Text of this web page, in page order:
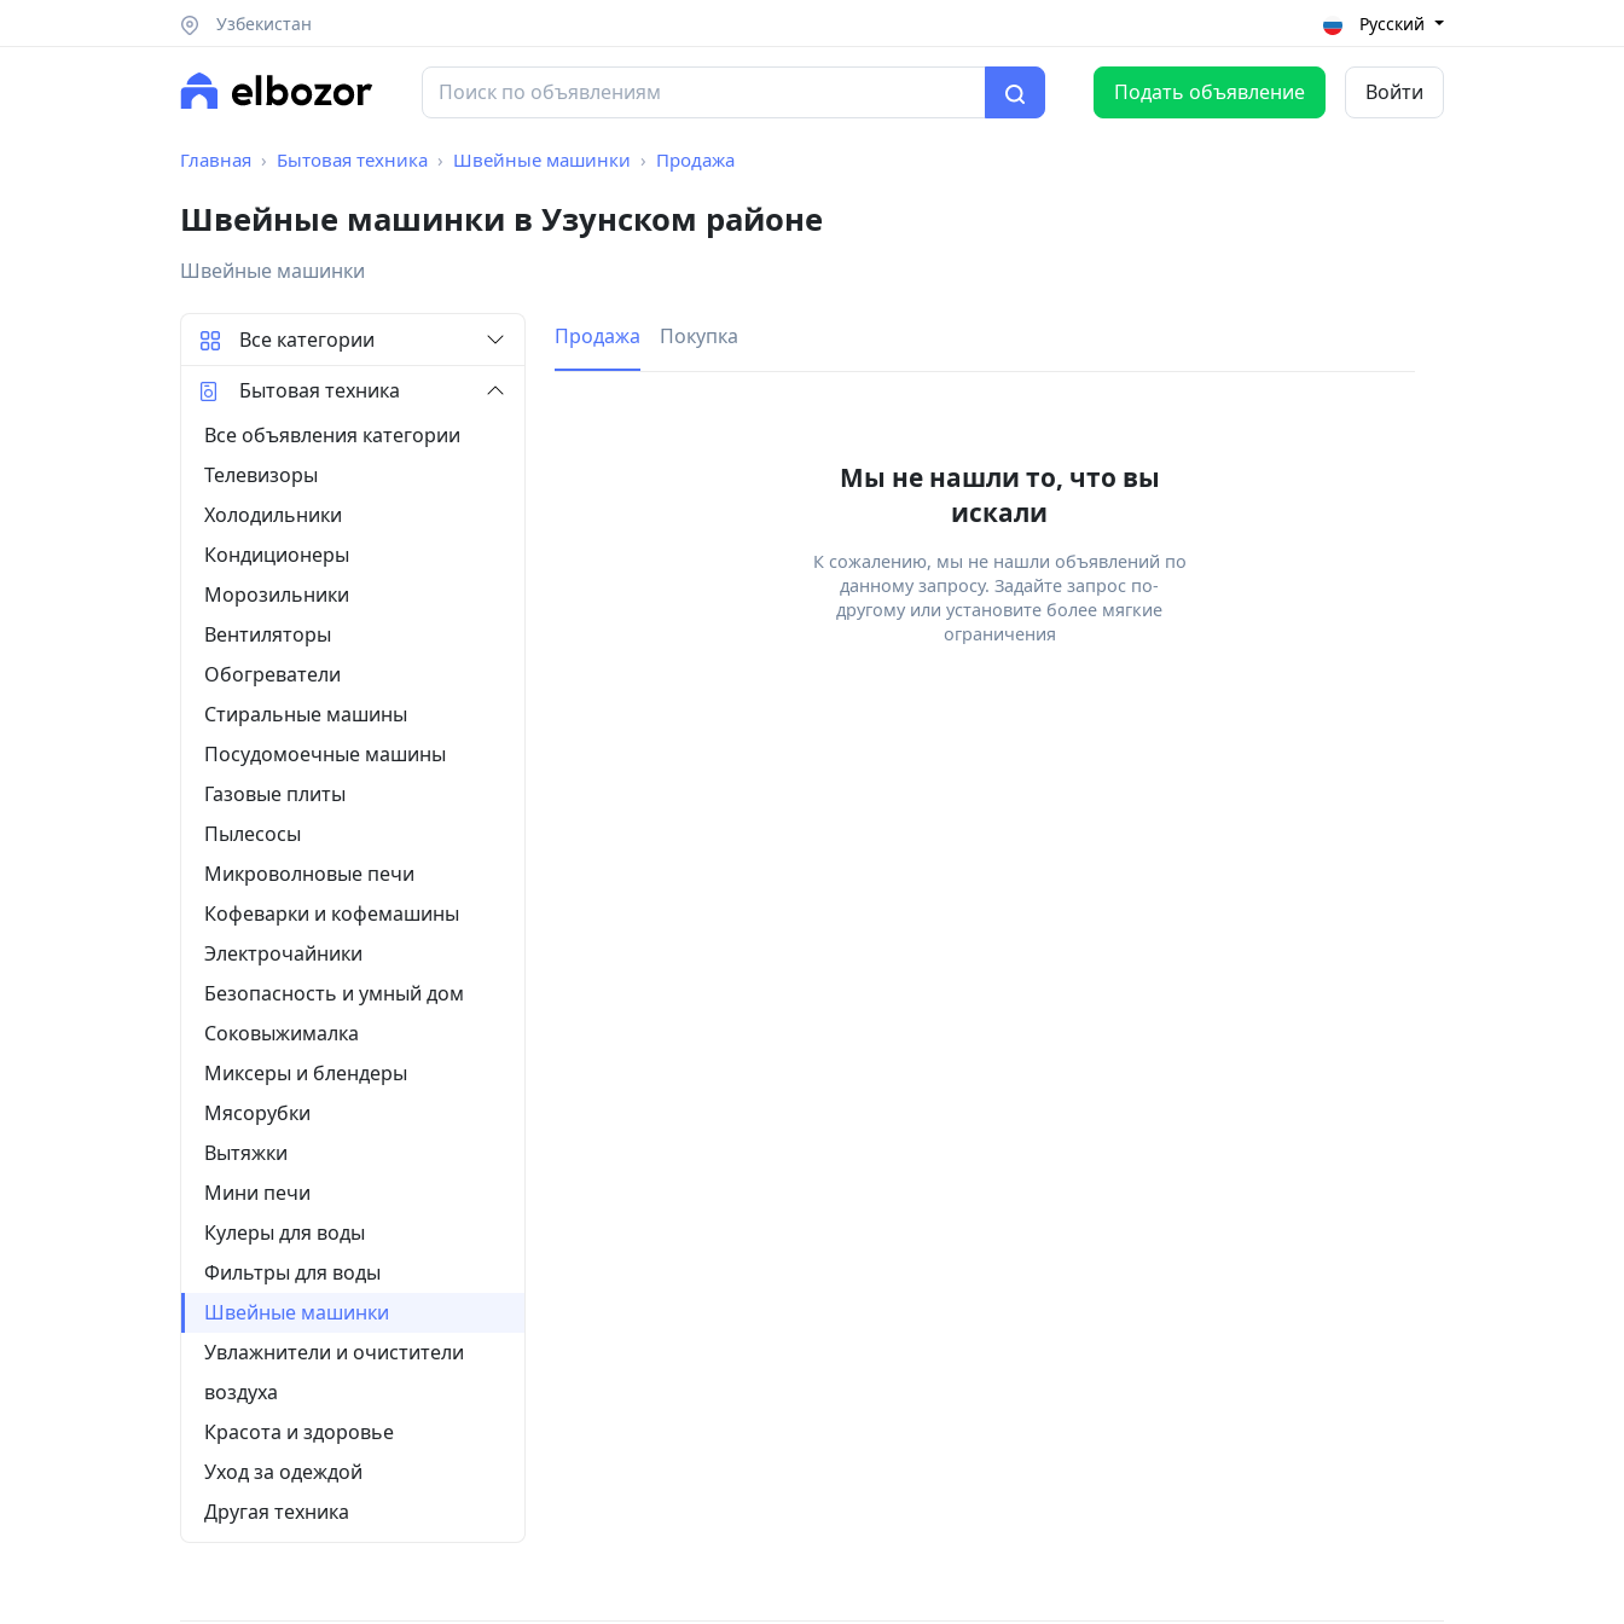
Узбекистан Русский
Подать объявление Войти
Главная Бытовая техника Швейные машинки Продажа
Швейные машинки в Узунском районе
Швейные машинки
Продажа Покупка
Мы не нашли то, что вы
искали
К сожалению, мы не нашли объявлений по
данному запросу. Задайте запрос по-
другому или установите более мягкие
ограничения
Все категории
Бытовая техника
Все объявления категории
Телевизоры
Холодильники
Кондиционеры
Морозильники
Вентиляторы
Обогреватели
Стиральные машины
Посудомоечные машины
Газовые плиты
Пылесосы
Микроволновые печи
Кофеварки и кофемашины
Электрочайники
Безопасность и умный дом
Соковыжималка
Миксеры и блендеры
Мясорубки
Вытяжки
Мини печи
Кулеры для воды
Фильтры для воды
Швейные машинки
Увлажнители и очистители
воздуха
Красота и здоровье
Уход за одеждой
Другая техника